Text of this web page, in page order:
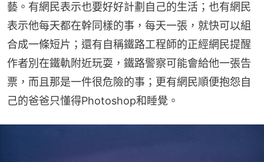
藝。有網民表示也要好好計劃自己的生活；也有網民
表示他每天都在幹同樣的事，每天一張，就快可以組
合成一條短片；還有自稱鐵路工程師的正經網民提醒
作者別在鐵軌附近玩耍，鐵路警察可能會給他一張告
票，而且那是一件很危險的事；更有網民順便抱怨自
己的爸爸只懂得Photoshop和睡覺。